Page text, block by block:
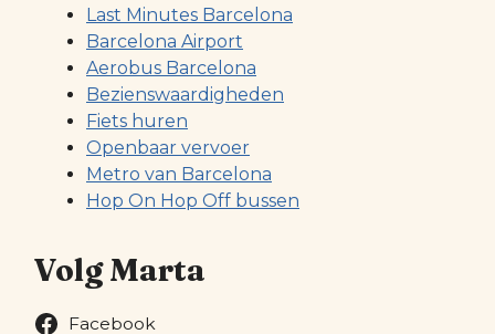
Last Minutes Barcelona
Barcelona Airport
Aerobus Barcelona
Bezienswaardigheden
Fiets huren
Openbaar vervoer
Metro van Barcelona
Hop On Hop Off bussen
Volg Marta
Facebook